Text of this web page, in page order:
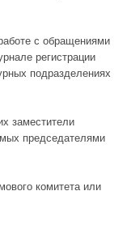
с обращениями
регистрации
подразделениях
заместители
председателями
комитета или